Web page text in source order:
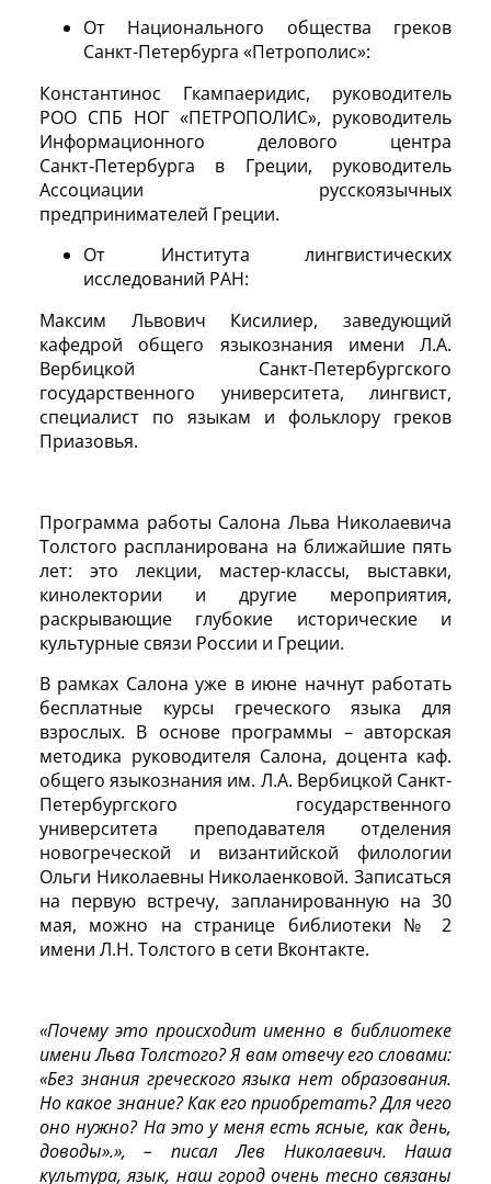
От Национального общества греков
Санкт-Петербурга «Петрополис»:
Константинос Гкампаеридис, руководитель
РОО СПБ НОГ «ПЕТРОПОЛИС», руководитель
Информационного делового центра
Санкт‑Петербурга в Греции, руководитель
Ассоциации русскоязычных
предпринимателей Греции.
От Института лингвистических
исследований РАН:
Максим Львович Кисилиер, заведующий
кафедрой общего языкознания имени Л.А.
Вербицкой Санкт-Петербургского
государственного университета, лингвист,
специалист по языкам и фольклору греков
Приазовья.
Программа работы Салона Льва Николаевича
Толстого распланирована на ближайшие пять
лет: это лекции, мастер-классы, выставки,
кинолектории и другие мероприятия,
раскрывающие глубокие исторические и
культурные связи России и Греции.
В рамках Салона уже в июне начнут работать
бесплатные курсы греческого языка для
взрослых. В основе программы – авторская
методика руководителя Салона, доцента каф.
общего языкознания им. Л.А. Вербицкой Санкт-
Петербургского государственного
университета преподавателя отделения
новогреческой и византийской филологии
Ольги Николаевны Николаенковой. Записаться
на первую встречу, запланированную на 30
мая, можно на странице библиотеки № 2
имени Л.Н. Толстого в сети Вконтакте.
«Почему это происходит именно в библиотеке
имени Льва Толстого? Я вам отвечу его словами:
«Без знания греческого языка нет образования.
Но какое знание? Как его приобретать? Для чего
оно нужно? На это у меня есть ясные, как день,
доводы».», – писал Лев Николаевич. Наша
культура, язык, наш город очень тесно связаны